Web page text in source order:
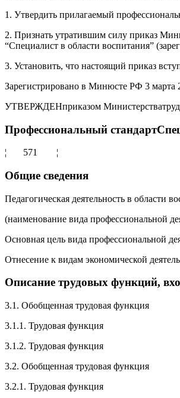
1. Утвердить прилагаемый
2. Признать утратившим силу приказ
“Специалист в области воспитания”
3. Установить, что настоящий приказ
Зарегистрировано в Минюсте РФ 3
УТВЕРЖДЕНприказом
Профессиональный
¦ 571 ¦
Общие сведения
Педагогическая деятельность в области
(наименование вида
Основная цель вида профессиональной
Отнесение к видам экономической
Описание трудовых функций,
3.1. Обобщенная трудовая функция
3.1.1. Трудовая функция
3.1.2. Трудовая функция
3.2. Обобщенная трудовая функция
3.2.1. Трудовая функция